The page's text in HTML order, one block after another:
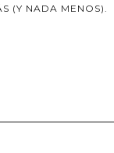
(Y NADA MENOS).